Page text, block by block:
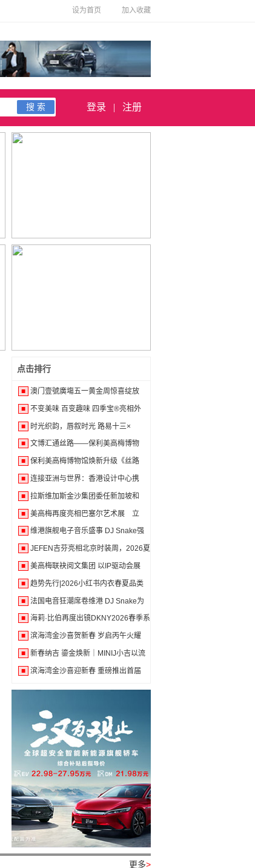
设为首页 加入收藏
搜 索 登录 | 注册
点击排行
■ 澳门壹號廣塲五一黄金周惊喜绽放
■ 不变美味 百变趣味 四季宝®亮相外
■ 时光织韵，唇叙时光 路易十三×
■ 文博汇通丝路——保利美高梅博物
■ 保利美高梅博物馆焕新升级《丝路
■ 连接亚洲与世界：香港设计中心携
■ 拉斯维加斯金沙集团委任新加坡和
■ 美高梅再度亮相巴塞尔艺术展 立
■ 维港旗舰电子音乐盛事 DJ Snake强
势
■ JEFEN吉芬亮相北京时装周，2026夏
季
■ 美高梅联袂阅文集团 以IP驱动会展
■ 趋势先行|2026小红书内衣春夏品类
■ 法国电音狂潮席卷维港 DJ Snake为
法
■ 海莉·比伯再度出镜DKNY2026春季系
列
■ 滨海湾金沙喜贺新春 岁启丙午火耀
■ 新春纳吉 鎏金焕新｜MINIJ小吉以流
■ 滨海湾金沙喜迎新春 重磅推出首届
更多>